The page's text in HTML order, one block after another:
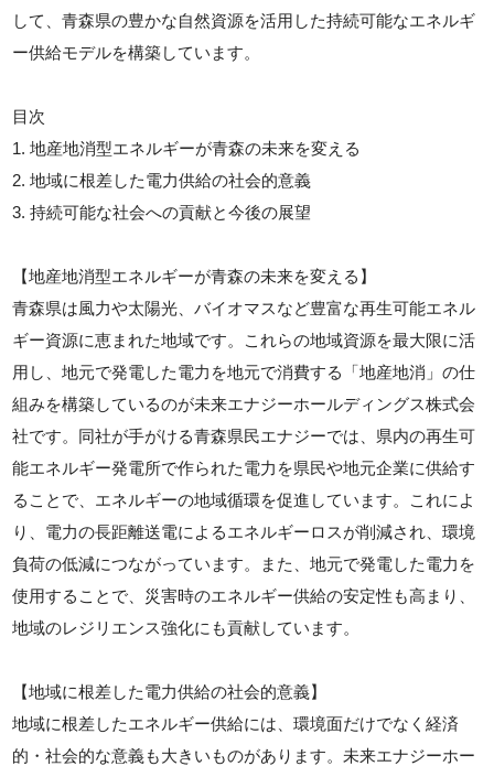
して、青森県の豊かな自然資源を活用した持続可能なエネルギ
ー供給モデルを構築しています。
目次
1. 地産地消型エネルギーが青森の未来を変える
2. 地域に根差した電力供給の社会的意義
3. 持続可能な社会への貢献と今後の展望
【地産地消型エネルギーが青森の未来を変える】
青森県は風力や太陽光、バイオマスなど豊富な再生可能エネル
ギー資源に恵まれた地域です。これらの地域資源を最大限に活
用し、地元で発電した電力を地元で消費する「地産地消」の仕
組みを構築しているのが未来エナジーホールディングス株式会
社です。同社が手がける青森県民エナジーでは、県内の再生可
能エネルギー発電所で作られた電力を県民や地元企業に供給す
ることで、エネルギーの地域循環を促進しています。これによ
り、電力の長距離送電によるエネルギーロスが削減され、環境
負荷の低減につながっています。また、地元で発電した電力を
使用することで、災害時のエネルギー供給の安定性も高まり、
地域のレジリエンス強化にも貢献しています。
【地域に根差した電力供給の社会的意義】
地域に根差したエネルギー供給には、環境面だけでなく経済
的・社会的な意義も大きいものがあります。未来エナジーホー